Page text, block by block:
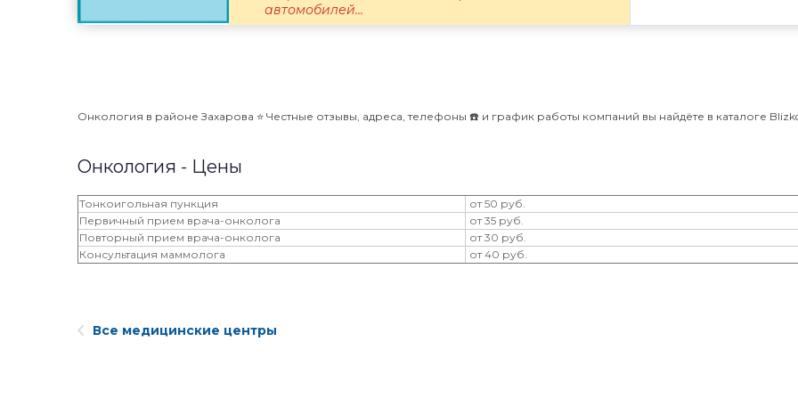
автомобилей...
Онкология в районе Захарова ⭐️ Честные отзывы, адреса, телефоны ☎️ и график работы компаний вы найдёте в каталоге
Онкология - Цены
Тонкоигольная пункция
от 50 руб.
Первичный прием врача-онколога
от 35 руб.
Повторный прием врача-онколога
от 30 руб.
Консультация маммолога
от 40 руб.
Все медицинские центры